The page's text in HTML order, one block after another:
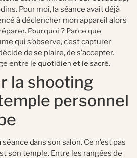
Pour moi, la séance avait déjà
à déclencher mon appareil alors
Pourquoi ? Parce que
qui s’observe, c’est capturer
de se plaire, de s’accepter.
entre le quotidien et le sacré.
la shooting
personnel
dans son salon. Ce n’est pas
son temple. Entre les rangées de